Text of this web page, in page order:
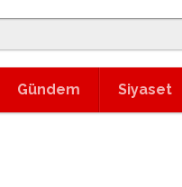
Gündem Siyaset